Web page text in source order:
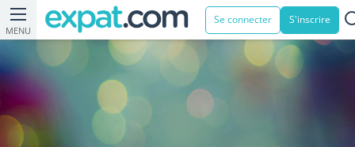
MENU
Se connecter S'inscrire